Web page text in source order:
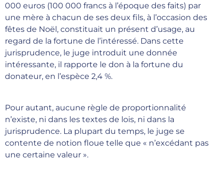
000 euros (100 000 francs à l’époque des faits) par
une mère à chacun de ses deux fils, à l’occasion des
fêtes de Noël, constituait un présent d’usage, au
regard de la fortune de l’intéressé. Dans cette
jurisprudence, le juge introduit une donnée
intéressante, il rapporte le don à la fortune du
donateur, en l’espèce 2,4 %.
Pour autant, aucune règle de proportionnalité
n’existe, ni dans les textes de lois, ni dans la
jurisprudence. La plupart du temps, le juge se
contente de notion floue telle que « n’excédant pas
une certaine valeur ».